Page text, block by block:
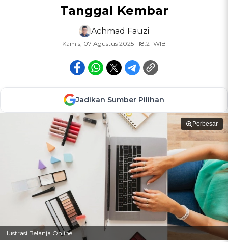
Tanggal Kembar
Achmad Fauzi
Kamis, 07 Agustus 2025 | 18:21 WIB
Jadikan Sumber Pilihan
Perbesar
Ilustrasi Belanja Online.